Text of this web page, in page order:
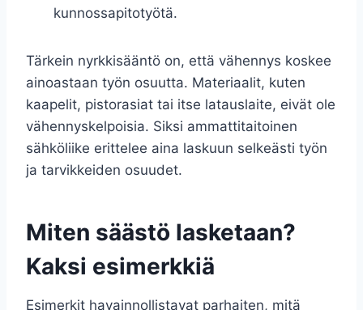
kunnossapitotyötä.
Tärkein nyrkkisääntö on, että vähennys koskee
ainoastaan työn osuutta. Materiaalit, kuten
kaapelit, pistorasiat tai itse latauslaite, eivät ole
vähennyskelpoisia. Siksi ammattitaitoinen
sähköliike erittelee aina laskuun selkeästi työn
ja tarvikkeiden osuudet.
Miten säästö lasketaan?
Kaksi esimerkkiä
Esimerkit havainnollistavat parhaiten, mitä